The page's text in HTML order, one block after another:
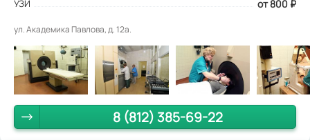
УЗИ от 800 ₽
ул. Академика Павлова, д. 12а.
8 (812) 385-69-22